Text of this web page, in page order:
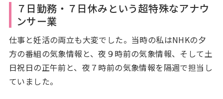
７日勤務・７日休みという超特殊なアナウ
ンサー業
仕事と妊活の両立も大変でした。当時の私はNHKの夕
方の番組の気象情報と、夜９時前の気象情報、そして土
日祝日の正午前と、夜７時前の気象情報を隔週で担当し
ていました。